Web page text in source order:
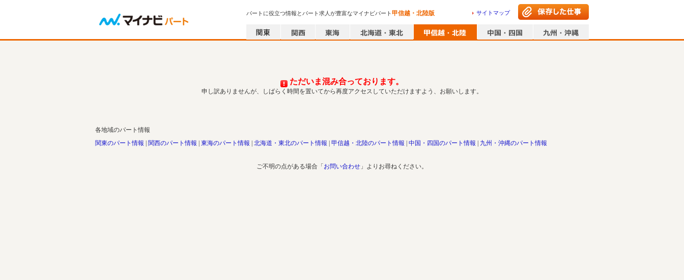
パートに役立つ情報とパート求人が豊富なマイナビパート甲信越・北陸版 サイトマップ
ただいま混み合っております。
申し訳ありませんが、しばらく時間を置いてから再度アクセスしていただけますよう、お願いします。
各地域のパート情報
関東のパート情報
関西のパート情報 東海のパート情報 北海道・東北のパート情報 甲信越・北陸のパート情報 中国・四国のパート情報 九州・沖縄のパート情報
ご不明の点がある場合「 お問い合わせ 」よりお尋ねください。